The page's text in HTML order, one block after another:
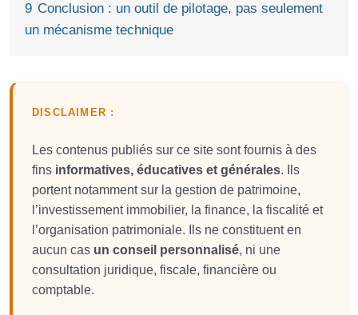
9 Conclusion : un outil de pilotage, pas seulement
un mécanisme technique
DISCLAIMER :
Les contenus publiés sur ce site sont fournis à des
fins informatives, éducatives et générales. Ils
portent notamment sur la gestion de patrimoine,
l’investissement immobilier, la finance, la fiscalité et
l’organisation patrimoniale. Ils ne constituent en
aucun cas un conseil personnalisé, ni une
consultation juridique, fiscale, financière ou
comptable.